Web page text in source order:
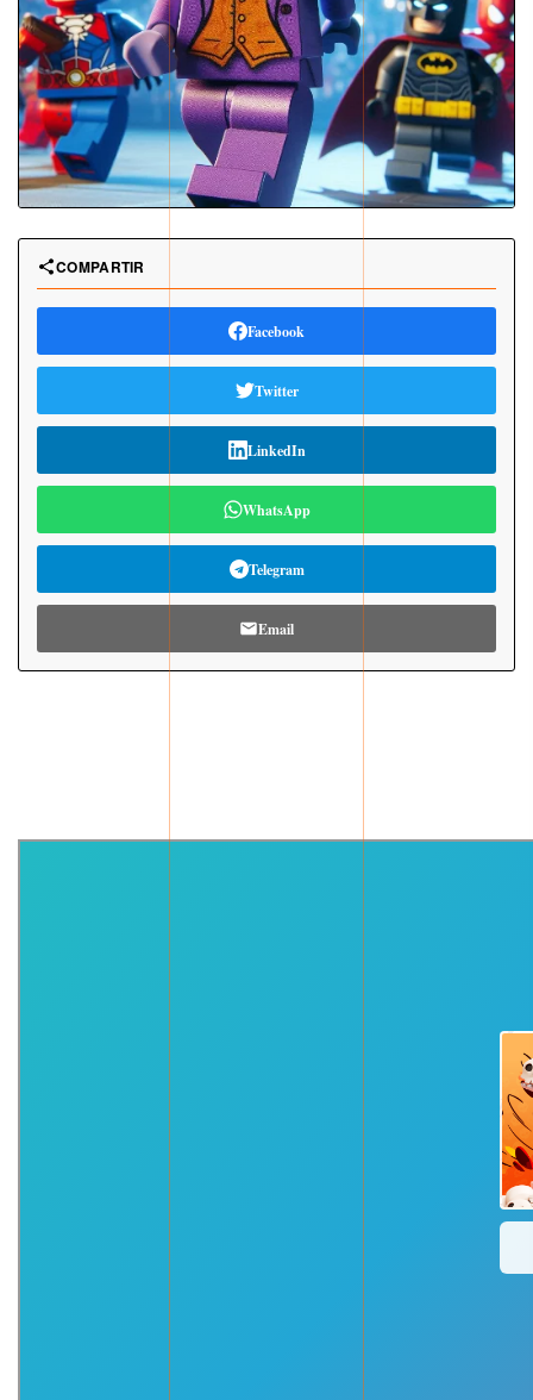
COMPARTIR
Facebook
Twitter
LinkedIn
WhatsApp
Telegram
Email